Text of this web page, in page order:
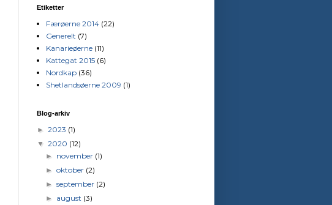
Etiketter
Færøerne 2014 (22)
Generelt (7)
Kanarieøerne (11)
Kattegat 2015 (6)
Nordkap (36)
Shetlandsøerne 2009 (1)
Blog-arkiv
► 2023 (1)
▼ 2020 (12)
► november (1)
►oktober (2)
►september (2)
► august (3)